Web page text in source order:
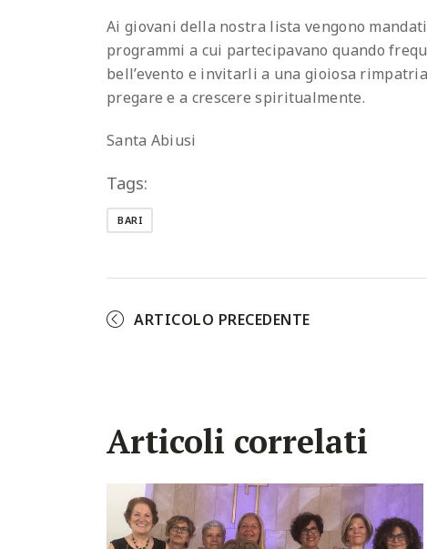
Ai giovani della nostra lista vengono
programmi a cui partecipavano quando
bell’evento e invitarli a una gioiosa
pregare e a crescere spiritualmente.
Santa Abiusi
Tags:
BARI
ARTICOLO PRECEDENTE
Articoli correlati